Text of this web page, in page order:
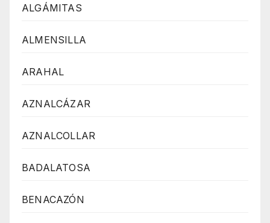
ALGÁMITAS
ALMENSILLA
ARAHAL
AZNALCÁZAR
AZNALCOLLAR
BADALATOSA
BENACAZÓN